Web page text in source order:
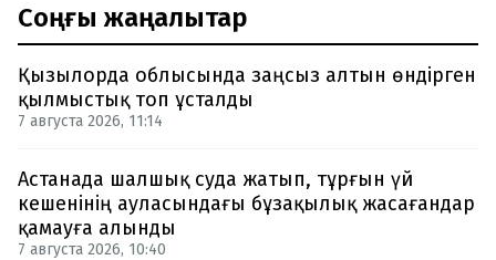
Соңғы жаңалықтар
Қызылорда облысында заңсыз алтын өндірген
қылмыстық топ ұсталды
7 августа 2026, 11:14
Астанада шалшық суда жатып, тұрғын үй
кешенінің ауласындағы бұзақылық жасағандар
қамауға алынды
7 августа 2026, 10:40